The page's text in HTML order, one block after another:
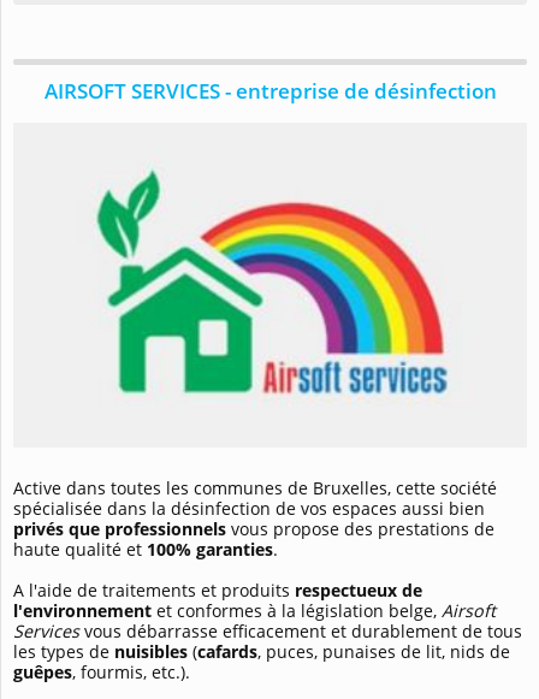
AIRSOFT SERVICES - entreprise de désinfection
Active dans toutes les communes de Bruxelles, cette société
spécialisée dans la désinfection de vos espaces aussi bien
privés que professionnels vous propose des prestations de
haute qualité et 100% garanties.
A l'aide de traitements et produits respectueux de
l'environnement et conformes à la législation belge, Airsoft
Servicesvous débarrasse efficacement et durablement de tous
les types de nuisibles (cafards, puces, punaises de lit, nids de
guêpes, fourmis, etc.).